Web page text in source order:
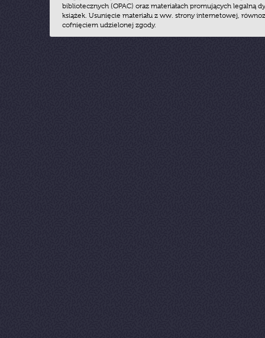
bibliotecznych (OPAC) oraz materiałach promujących legalną
książek. Usunięcie materiału z ww. strony internetowej,
cofnięciem udzielonej zgody.